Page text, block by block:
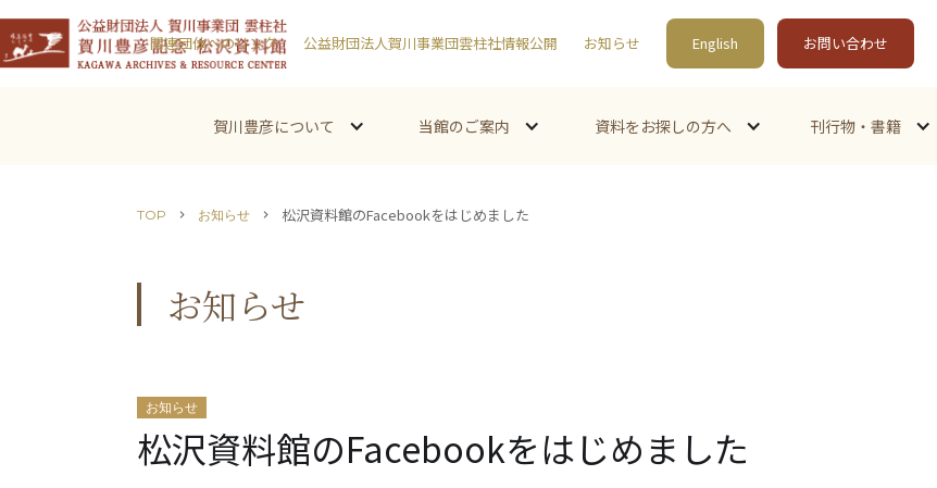
関連団体へのリンク 公益財団法人賀川事業団雲柱社情報公開 お知らせ English お問い合わせ
賀川豊彦について 当館のご案内 資料をお探しの方へ 刊行物・書籍
TOP chevron_right お知らせ chevron_right 松沢資料館のFacebookをはじめました
お知らせ
お知らせ
松沢資料館のFacebookをはじめました